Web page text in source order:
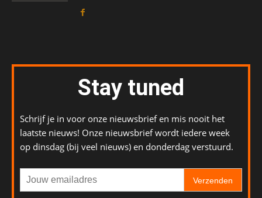
Stay tuned
Schrijf je in voor onze nieuwsbrief en mis nooit het
laatste nieuws! Onze nieuwsbrief wordt iedere week
op dinsdag (bij veel nieuws) en donderdag verstuurd.
Verzenden